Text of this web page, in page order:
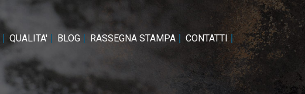
QUALITA' BLOG RASSEGNA STAMPA CONTATTI